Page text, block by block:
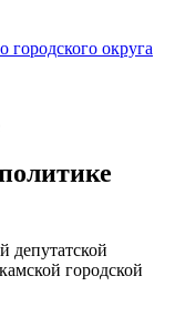
городского округа
депутатской
городской